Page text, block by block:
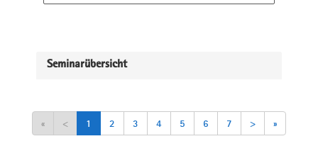
Seminarübersicht
« < 1 2 3 4 5 6 7 > »